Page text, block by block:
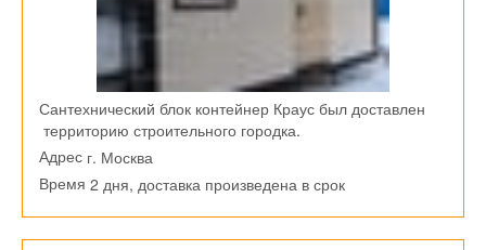
Сантехнический блок контейнер Краус был доставлен
территорию строительного городка.
Адрес г. Москва
Время 2 дня, доставка произведена в срок